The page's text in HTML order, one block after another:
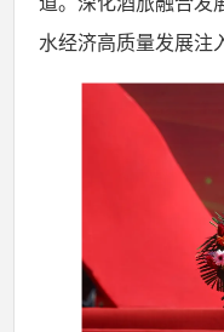
水经济高质量发展注